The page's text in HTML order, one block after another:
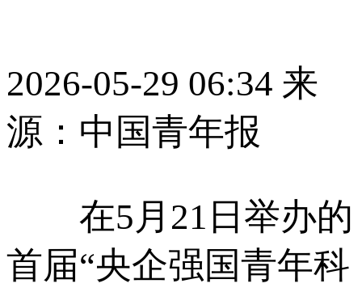
2026-05-29 06:34 来
源：中国青年报
在5月21日举办的
首届“央企强国青年科